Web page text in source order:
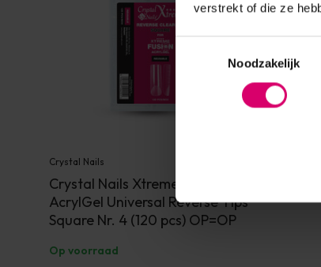
verstrekt of die ze
Noodzakelijk
Crystal Nails
Crystal Nails Xtreme Fusion
AcrylGel Universal Reverse Tips
Square Nr. 4 (120 pcs) OP=OP
Op voorraad